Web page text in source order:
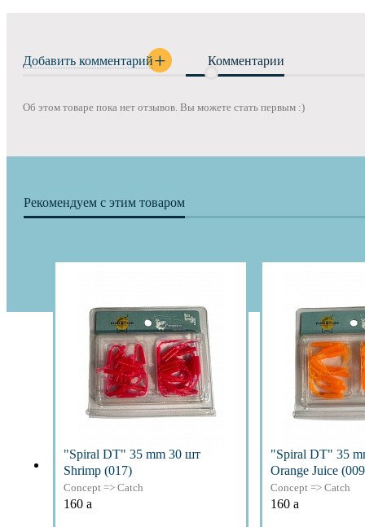
Добавить комментарий Комментарии
Об этом товаре пока нет отзывов. Вы можете стать первым :)
Рекомендуем с этим товаром
"Spiral DT" 35 mm 30 шт
Shrimp (017)
Concept => Catch
160 a
"Spiral DT" 35
Orange Juice
Concept => Catch
160 a